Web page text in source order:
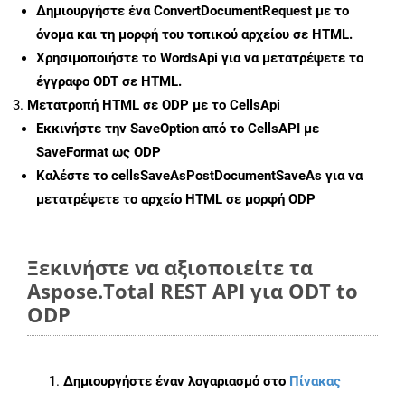
Δημιουργήστε έναConvertDocumentRequest με το
όνομα και τη μορφή του τοπικού αρχείου σε HTML.
Χρησιμοποιήστε το WordsApi για να μετατρέψετε το
έγγραφο ODT σε HTML.
Μετατροπή HTML σε ODP με το CellsApi
Εκκινήστε την SaveOption από το CellsAPI με
SaveFormat ως ODP
Καλέστε το cellsSaveAsPostDocumentSaveAs για να
μετατρέψετε το αρχείο HTML σε μορφή ODP
Ξεκινήστε να αξιοποιείτε τα
Aspose.Total REST API για ODT to
ODP
Δημιουργήστε έναν λογαριασμό στο Πίνακας